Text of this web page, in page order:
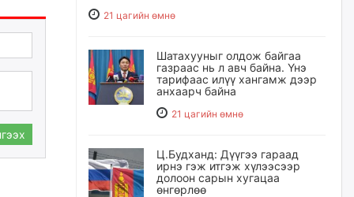
21 цагийн өмнө
Шатахууныг олдож байгаа
газраас нь л авч байна. Үнэ
тарифаас илүү хангамж дээр
анхаарч байна
21 цагийн өмнө
Ц.Будханд: Дүүгээ гараад
ирнэ гэж итгэж хүлээсээр
долоон сарын хугацаа
өнгөрлөө